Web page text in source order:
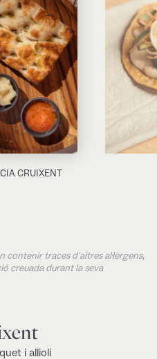
CRUIXENT
contenir traces d'altres al·lèrgens,
creuada durant la seva
i allioli